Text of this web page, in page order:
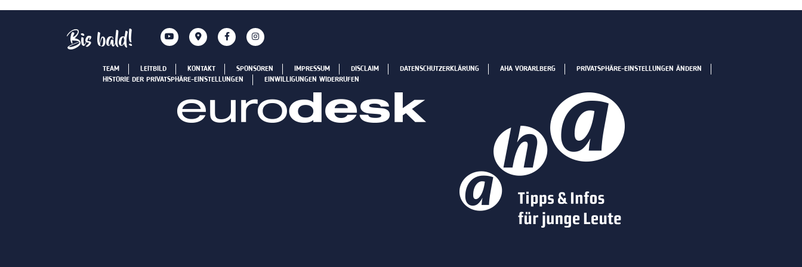
Bis bald!
TEAM LEITBILD KONTAKT SPONSOREN IMPRESSUM DISCLAIM DATENSCHUTZERKLÄRUNG AHA VORARLBERG
PRIVATSPHÄRE-EINSTELLUNGEN ÄNDERN
HISTORIE DER PRIVATSPHÄRE-EINSTELLUNGEN
EINWILLIGUNGEN WIDERRUFEN